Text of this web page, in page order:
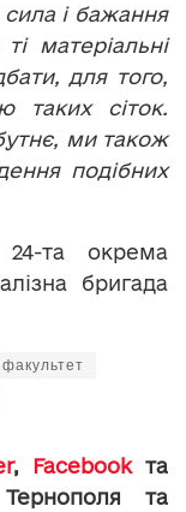
і бажання
матеріальні
для того,
таких сіток.
ми також
подібних
та окрема
бригада
, Facebookта
та